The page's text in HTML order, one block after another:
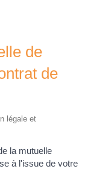
de
de
légale et
la mutuelle
à l'issue de votre